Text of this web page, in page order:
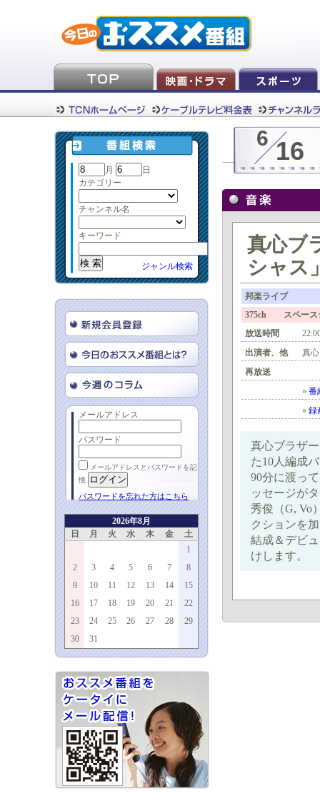
月
日
カテゴリー
チャンネル名
キーワード
ジャンル検索
メールアドレス
パスワード
メールアドレスとパスワードを記
憶
パスワードを忘れた方はこちら
2026年8月
日
月 火 水 木 金
土
1
2
3 4 5 6 7
8
9
10 11 12 13 14
15
16
17 18 19 20 21
22
23
24 25 26 27 28
29
30
31
6 16
真心ブ
シャス
邦楽ライブ
375ch スペース
放送時間
出演者、他
真
再放送
» 番
» 録
真心ブラザ
た10人編成
90分に渡っ
ッセージが
秀俊（G, Vo
クションを
結成＆デビ
けします。